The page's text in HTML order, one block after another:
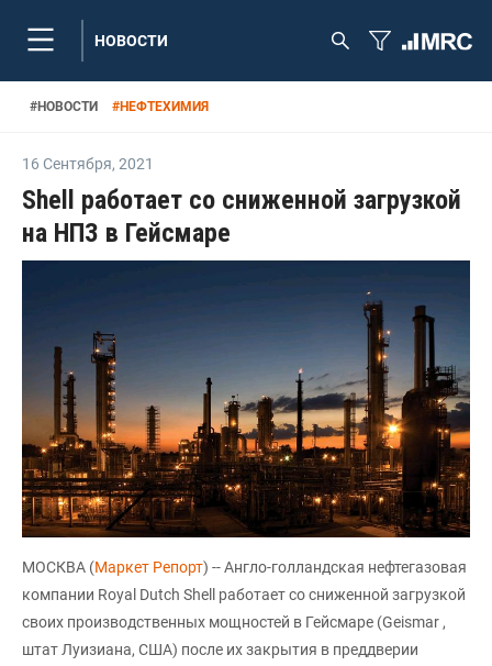
НОВОСТИ
#НОВОСТИ #НЕФТЕХИМИЯ
16 Сентября, 2021
Shell работает со сниженной загрузкой
на НПЗ в Гейсмаре
МОСКВА (Маркет Репорт) -- Англо-голландская нефтегазовая
компании Royal Dutch Shell работает со сниженной загрузкой
своих производственных мощностей в Гейсмаре (Geismar ,
штат Луизиана, США) после их закрытия в преддверии